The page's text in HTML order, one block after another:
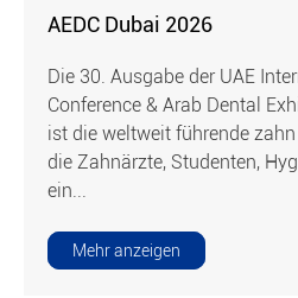
AEDC Dubai 2026
Die 30. Ausgabe der UAE
Conference & Arab Dental
ist die weltweit führende
die Zahnärzte, Studenten,
ein...
Mehr anzeigen